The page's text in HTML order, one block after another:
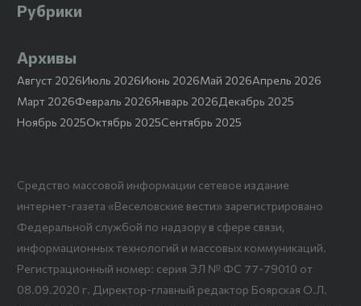
Рубрики
Архивы
Август 2026Июль 2026Июнь 2026Май 2026Апрель 2026
Март 2026Февраль 2026Январь 2026Декабрь 2025
Ноябрь 2025Октябрь 2025Сентябрь 2025
Средство массовой информации сетевое издание
интернет-газета «Веселовские вести» зарегистрировано
Федеральной службой по надзору в сфере связи,
информационных технологий и массовых коммуникаций.
Регистрационный номер: серия ЭЛ № ФС 77-79010 от
08.09.2020 г. Директор-главный редактор Боярская О.Л.